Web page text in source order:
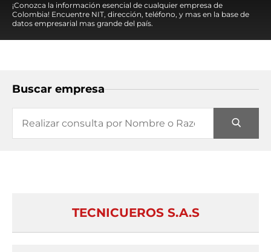
¡Conozca la información esencial de cualquier empresa de
Colombia! Encuentre NIT, dirección, teléfono, y mas en la base de
datos empresarial mas grande del país.
Buscar empresa
TECNICUEROS S.A.S